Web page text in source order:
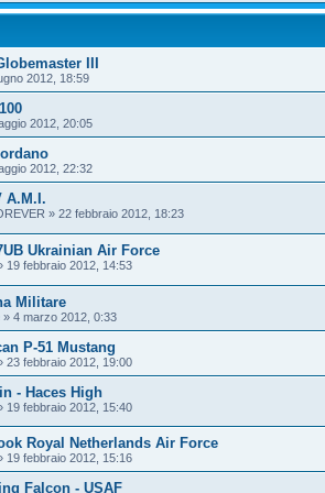
III
2012, 18:59
2012, 20:05
2012, 22:32
A.M.I.
» 22 febbraio 2012, 18:23
Ukrainian Air Force
19 febbraio 2012, 14:53
Militare
» 4 marzo 2012, 0:33
P-51 Mustang
23 febbraio 2012, 19:00
- Haces High
19 febbraio 2012, 15:40
Royal Netherlands Air Force
19 febbraio 2012, 15:16
Falcon - USAF